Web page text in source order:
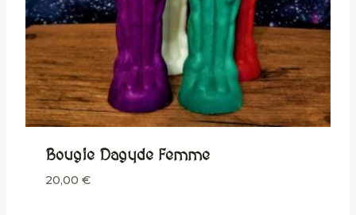
Bougie Dagyde Femme
20,00 €